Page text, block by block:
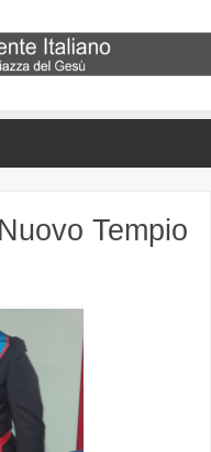
Tempio